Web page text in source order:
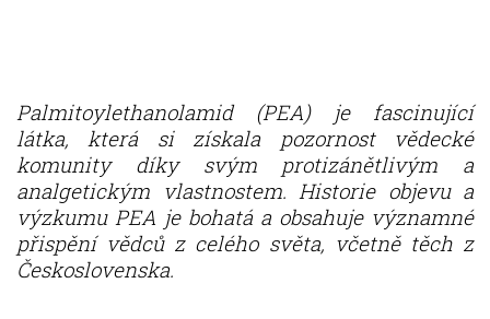
Palmitoylethanolamid (PEA) je fascinující
látka, která si získala pozornost vědecké
komunity díky svým protizánětlivým a
analgetickým vlastnostem. Historie objevu a
výzkumu PEA je bohatá a obsahuje významné
přispění vědců z celého světa, včetně těch z
Československa.